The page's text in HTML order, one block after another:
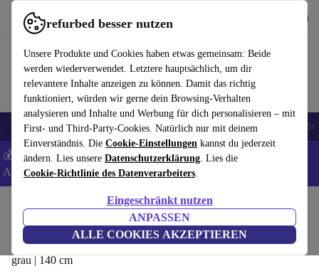
refurbed besser nutzen
Unsere Produkte und Cookies haben etwas gemeinsam: Beide
werden wiederverwendet. Letztere hauptsächlich, um dir
relevantere Inhalte anzeigen zu können. Damit das richtig
funktioniert, würden wir gerne dein Browsing-Verhalten
analysieren und Inhalte und Werbung für dich personalisieren – mit
First- und Third-Party-Cookies. Natürlich nur mit deinem
Einverständnis. Die Cookie-Einstellungen kannst du jederzeit
ändern. Lies unsere Datenschutzerklärung. Lies die
Cookie-Richtlinie des Datenverarbeiters.
Eingeschränkt nutzen
ANPASSEN
ALLE COOKIES AKZEPTIEREN
refurbed schnell und einfach nutzen
🎒 Back to school Handys Laptops Tablets Smartwatches Zubehör
💰 Extra -8% auf Samsung- und Google-Smartphones - Code:
ANDROID8 -AGB
Kinderbetten Bettgitter
Zehnhase Bettgitter (2019)
grau | 140 cm